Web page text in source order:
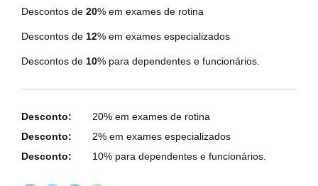
Descontos de 20% em exames de rotina
Descontos de 12% em exames especializados
Descontos de 10% para dependentes e funcionários.
Desconto:
20% em exames de rotina
Desconto:
2% em exames especializados
Desconto:
10% para dependentes e funcionários.